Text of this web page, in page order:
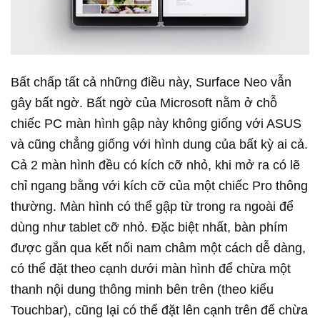
Bất chấp tất cả những điều này, Surface Neo vẫn
gây bất ngờ. Bất ngờ của Microsoft nằm ở chỗ
chiếc PC màn hình gập này không giống với ASUS
và cũng chẳng giống với hình dung của bất kỳ ai cả.
Cả 2 màn hình đều có kích cỡ nhỏ, khi mở ra có lẽ
chỉ ngang bằng với kích cỡ của một chiếc Pro thông
thường. Màn hình có thể gập từ trong ra ngoài để
dùng như tablet cỡ nhỏ. Đặc biệt nhất, bàn phím
được gắn qua kết nối nam châm một cách dễ dàng,
có thể đặt theo cạnh dưới màn hình để chừa một
thanh nội dung thông minh bên trên (theo kiểu
Touchbar), cũng lại có thể đặt lên cạnh trên để chừa